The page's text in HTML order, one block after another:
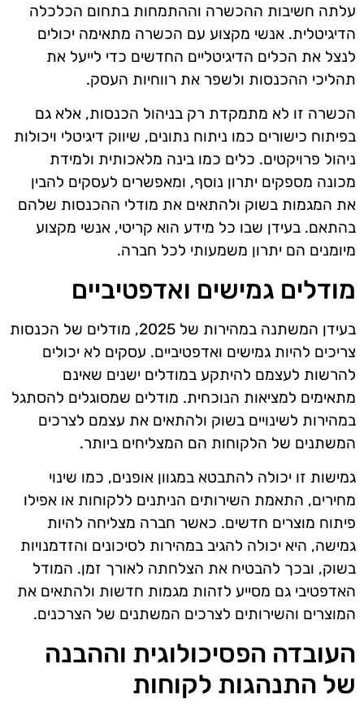
עלתה חשיבות ההכשרה וההתמחות בתחום הכלכלה
הדיגיטלית. אנשי מקצוע עם הכשרה מתאימה יכולים
לנצל את הכלים הדיגיטליים החדשים כדי לייעל את
תהליכי ההכנסות ולשפר את רווחיות העסק.
הכשרה זו לא מתמקדת רק בניהול הכנסות, אלא גם
בפיתוח כישורים כמו ניתוח נתונים, שיווק דיגיטלי ויכולות
ניהול פרויקטים. כלים כמו בינה מלאכותית ולמידת
מכונה מספקים יתרון נוסף, ומאפשרים לעסקים להבין
את המגמות בשוק ולהתאים את מודלי ההכנסות שלהם
בהתאם. בעידן שבו כל מידע הוא קריטי, אנשי מקצוע
מיומנים הם יתרון משמעותי לכל חברה.
מודלים גמישים ואדפטיביים
בעידן המשתנה במהירות של 2025, מודלים של הכנסות
צריכים להיות גמישים ואדפטיביים. עסקים לא יכולים
להרשות לעצמם להיתקע במודלים ישנים שאינם
מתאימים למציאות הנוכחית. מודלים שמסוגלים להסתגל
במהירות לשינויים בשוק ולהתאים את עצמם לצרכים
המשתנים של הלקוחות הם המצליחים ביותר.
גמישות זו יכולה להתבטא במגוון אופנים, כמו שינוי
מחירים, התאמת השירותים הניתנים ללקוחות או אפילו
פיתוח מוצרים חדשים. כאשר חברה מצליחה להיות
גמישה, היא יכולה להגיב במהירות לסיכונים והזדמנויות
בשוק, ובכך להבטיח את הצלחתה לאורך זמן. המודל
האדפטיבי גם מסייע לזהות מגמות חדשות ולהתאים את
המוצרים והשירותים לצרכים המשתנים של הצרכנים.
העובדה הפסיכולוגית וההבנה
של התנהגות לקוחות